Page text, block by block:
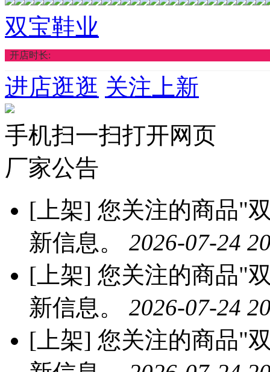
双宝鞋业
开店时长:
进店逛逛 关注上新
手机扫一扫打开网页
厂家公告
[上架] 您关注的商品"
新信息。 2026-07-24
[上架] 您关注的商品"
新信息。 2026-07-24
[上架] 您关注的商品"